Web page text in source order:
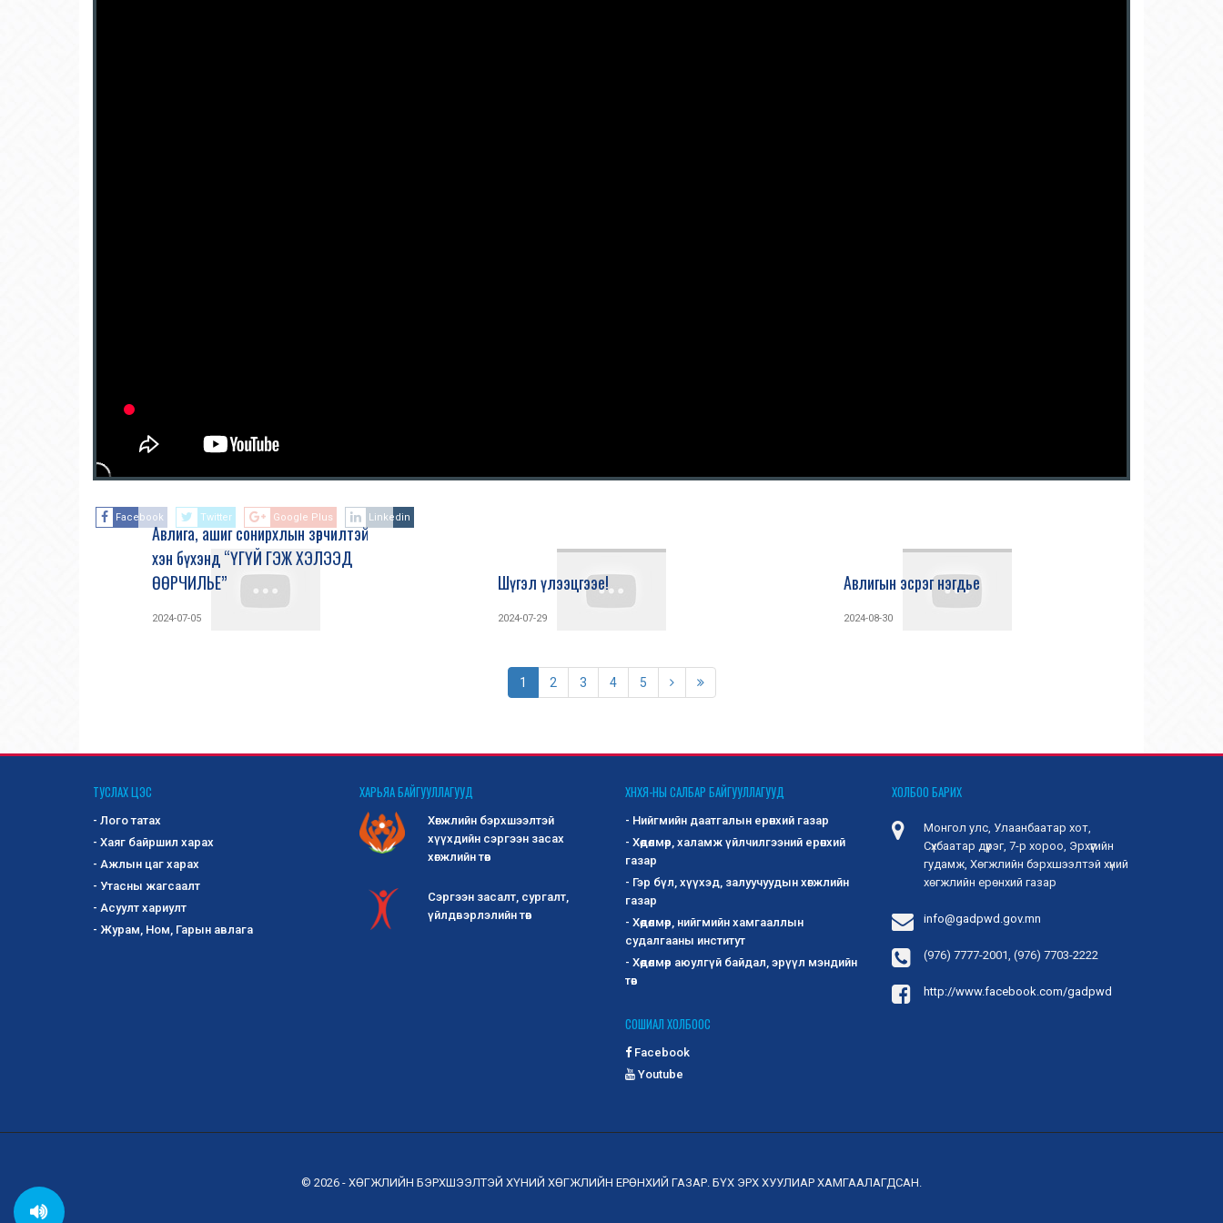
Facebook Twitter Google Plus Linkedin
Авлига, ашиг сонирхлын зөрчилтэй
хэн бүхэнд “ҮГҮЙ ГЭЖ ХЭЛЭЭД
ӨӨРЧИЛЬЕ”
2024-07-05
Шүгэл үлээцгээе!
2024-07-29
Авлигын эсрэг нэгдье
2024-08-30
1 2 3 4 5
ТУСЛАХ ЦЭС
- Лого татах
- Хаяг байршил харах
- Ажлын цаг харах
- Утасны жагсаалт
- Асуулт хариулт
- Журам, Ном, Гарын авлага
ХАРЬЯА БАЙГУУЛЛАГУУД
Хөгжлийн бэрхшээлтэй
хүүхдийн сэргээн засах
хөгжлийн төв
Сэргээн засалт, сургалт,
үйлдвэрлэлийн төв
ХНХЯ-НЫ САЛБАР БАЙГУУЛЛАГУУД
- Нийгмийн даатгалын ерөнхий газар
- Хөдөлмөр, халамж үйлчилгээний ерөнхий
газар
- Гэр бүл, хүүхэд, залуучуудын хөгжлийн
газар
- Хөдөлмөр, нийгмийн хамгааллын
судалгааны институт
- Хөдөлмөр аюулгүй байдал, эрүүл мэндийн
төв
СОШИАЛ ХОЛБООС
Facebook
Youtube
ХОЛБОО БАРИХ
Монгол улс, Улаанбаатар хот,
Сүхбаатар дүүрэг, 7-р хороо, Эрхүүгийн
гудамж, Хөгжлийн бэрхшээлтэй хүний
хөгжлийн ерөнхий газар
info@gadpwd.gov.mn
(976) 7777-2001, (976) 7703-2222
http://www.facebook.com/gadpwd
© 2026 - ХӨГЖЛИЙН БЭРХШЭЭЛТЭЙ ХҮНИЙ ХӨГЖЛИЙН ЕРӨНХИЙ ГАЗАР. БҮХ ЭРХ ХУУЛИАР ХАМГААЛАГДСАН.